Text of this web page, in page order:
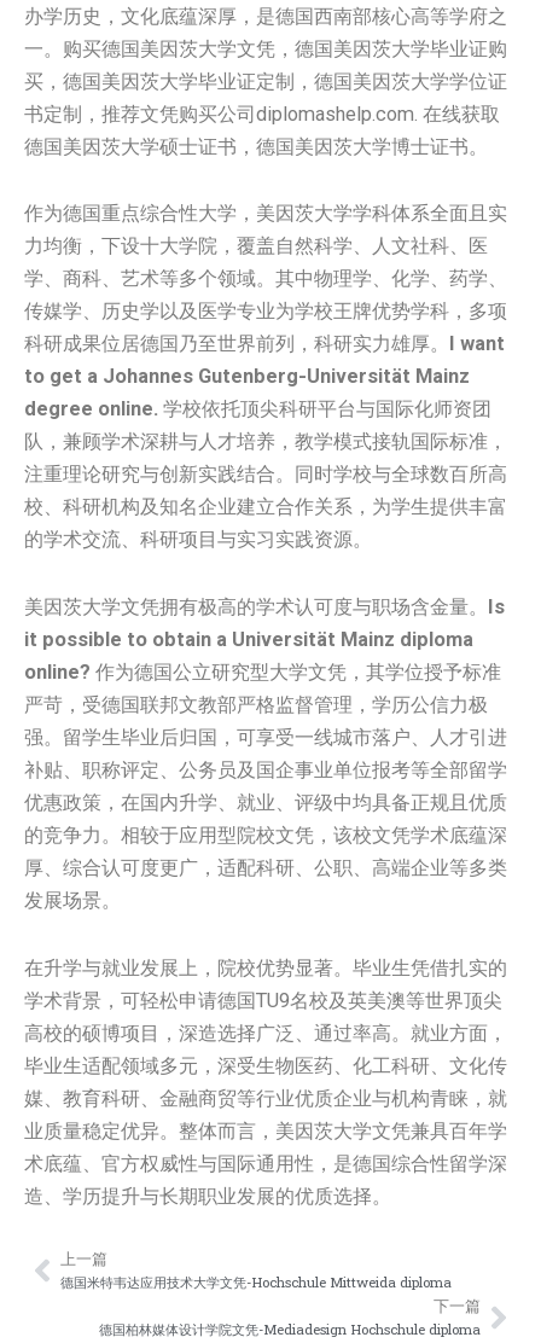
办学历史，文化底蕴深厚，是德国西南部核心高等学府之
一。购买德国‌美因茨大学文凭，德国‌美因茨大学毕业证购
买，德国‌美因茨大学毕业证定制，德国‌美因茨大学学位证
书定制，推荐文凭购买公司diplomashelp.com. 在线获取
德国‌美因茨大学硕士证书，德国‌美因茨大学博士证书。
作为德国重点综合性大学，美因茨大学学科体系全面且实
力均衡，下设十大学院，覆盖自然科学、人文社科、医
学、商科、艺术等多个领域。其中物理学、化学、药学、
传媒学、历史学以及医学专业为学校王牌优势学科，多项
科研成果位居德国乃至世界前列，科研实力雄厚。
I want
to get a Johannes Gutenberg-Universität Mainz
degree online. 学校依托顶尖科研平台与国际化师资团
队，兼顾学术深耕与人才培养，教学模式接轨国际标准，
注重理论研究与创新实践结合。同时学校与全球数百所高
校、科研机构及知名企业建立合作关系，为学生提供丰富
的学术交流、科研项目与实习实践资源。
美因茨大学文凭拥有极高的学术认可度与职场含金量。 Is
it possible to obtain a Universität Mainz diploma
online? 作为德国公立研究型大学文凭，其学位授予标准
严苛，受德国联邦文教部严格监督管理，学历公信力极
强。留学生毕业后归国，可享受一线城市落户、人才引进
补贴、职称评定、公务员及国企事业单位报考等全部留学
优惠政策，在国内升学、就业、评级中均具备正规且优质
的竞争力。相较于应用型院校文凭，该校文凭学术底蕴深
厚、综合认可度更广，适配科研、公职、高端企业等多类
发展场景。
在升学与就业发展上，院校优势显著。毕业生凭借扎实的
学术背景，可轻松申请德国TU9名校及英美澳等世界顶尖
高校的硕博项目，深造选择广泛、通过率高。就业方面，
毕业生适配领域多元，深受生物医药、化工科研、文化传
媒、教育科研、金融商贸等行业优质企业与机构青睐，就
业质量稳定优异。整体而言，美因茨大学文凭兼具百年学
术底蕴、官方权威性与国际通用性，是德国综合性留学深
造、学历提升与长期职业发展的优质选择。
Prev
上一篇
德国米特韦达应用技术大学文凭-Hochschule Mittweida diploma
下一篇
德国柏林媒体设计学院文凭-Mediadesign Hochschule diploma